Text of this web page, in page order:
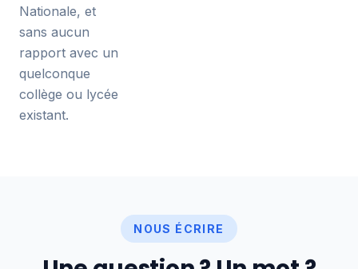
Nationale, et
sans aucun
rapport avec un
quelconque
collège ou lycée
existant.
NOUS ÉCRIRE